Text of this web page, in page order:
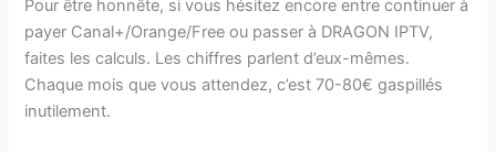
Pour être honnête, si vous hésitez encore entre continuer à
payer Canal+/Orange/Free ou passer à DRAGON IPTV,
faites les calculs. Les chiffres parlent d’eux-mêmes.
Chaque mois que vous attendez, c’est 70-80€ gaspillés
inutilement.